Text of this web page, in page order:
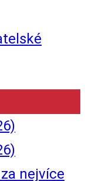
nejvíce